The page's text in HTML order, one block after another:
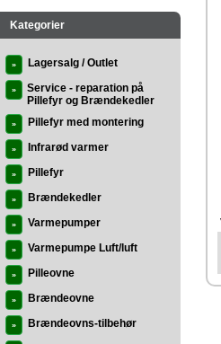
Kategorier
» Lagersalg / Outlet
»
Service - reparation på
Pillefyr og Brændekedler
» Pillefyr med montering
» Infrarød varmer
» Pillefyr
» Brændekedler
» Varmepumper
» Varmepumpe Luft/luft
» Pilleovne
» Brændeovne
» Brændeovns-tilbehør